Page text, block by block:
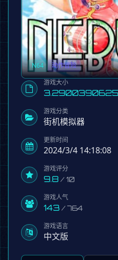
N64
动作冒险
游戏大小
3.2900390625
游戏分类
街机模拟器
更新时间
2024/3/4 14:18:08
游戏评分
9.8 / 10
游戏人气
143 / 764
游戏语言
中文版